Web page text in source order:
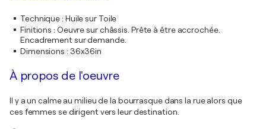
Technique: Huile sur Toile
Finitions : Oeuvre sur châssis. Prête à être accrochée.
Encadrement sur demande.
Dimensions : 36x36in
À propos de l'oeuvre
Il y a un calme au milieu de la bourrasque dans la rue alors que
ces femmes se dirigent vers leur destination.